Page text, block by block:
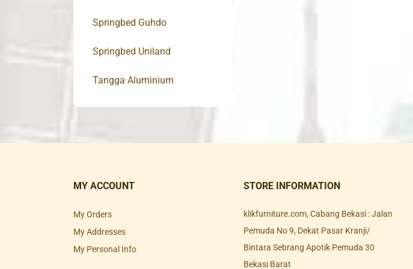
Springbed Guhdo
Springbed Uniland
Tangga Aluminium
MY ACCOUNT
My Orders
My Addresses
My Personal Info
STORE INFORMATION
klikfurniture.com, Cabang Bekasi : Jalan
Pemuda No 9, Dekat Pasar Kranji/
Bintara Sebrang Apotik Pemuda 30
Bekasi Barat